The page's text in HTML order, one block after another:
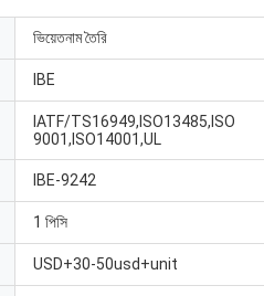
ভিয়েতনাম তৈরি
IBE
IATF/TS16949,ISO13485,ISO
9001,ISO14001,UL
IBE-9242
1 পিসি
USD+30-50usd+unit